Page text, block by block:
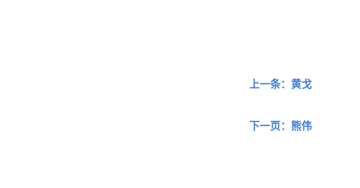
上一条：黄戈
下一页：熊伟